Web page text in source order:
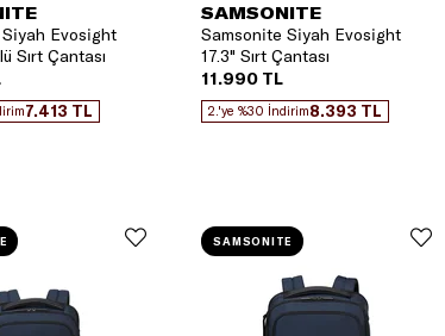
Evosight
Sırt Çantası
7.413 TL
SAMSONITE
Samsonite Siyah Evosight
17.3" Sırt Çantası
11.990 TL
2.'ye %30 İndirim8.393 TL
SAMSONITE